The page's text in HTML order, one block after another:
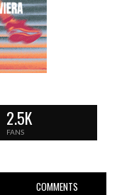
2.5K
FANS
COMMENTS